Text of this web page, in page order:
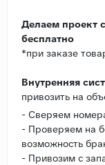
Делаем проект
бесплатно
*при заказе
Внутренняя
привозить на
- Сверяем
- Проверяем на
возможность
- Привозим с